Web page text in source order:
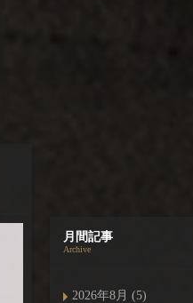
月間記事
Archive
2026年8月 (5)